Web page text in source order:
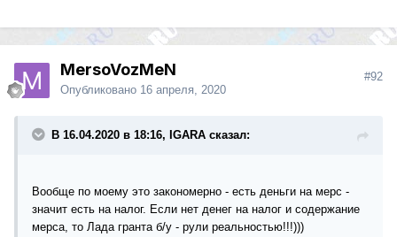
MersoVozMeN
Опубликовано 16 апреля, 2020
#92
В 16.04.2020 в 18:16, IGARA сказал:
Вообще по моему это закономерно - есть деньги на мерс -
значит есть на налог. Если нет денег на налог и содержание
мерса, то Лада гранта б/у - рули реальностью!!!)))